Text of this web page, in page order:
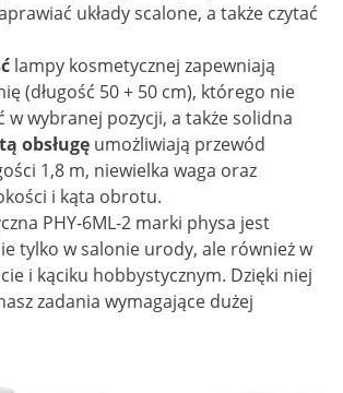
układy scalone, a także czytać
lampy kosmetycznej zapewniają
(długość 50 + 50 cm), którego nie
w wybranej pozycji, a także solidna
obsługę umożliwiają przewód
1,8 m, niewielka waga oraz
i kąta obrotu.
PHY-6ML-2 marki physa jest
tylko w salonie urody, ale również w
i kąciku hobbystycznym. Dzięki niej
zadania wymagające dużej